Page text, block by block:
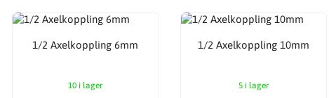
1/2 Axelkoppling 6mm
10 i lager
1/2 Axelkoppling 10mm
5 i lager